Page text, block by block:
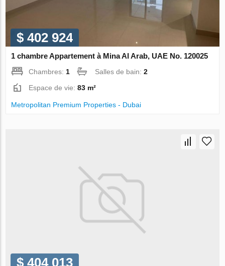
$ 402 924
1 chambre Appartement à Mina Al Arab, UAE No. 120025
Chambres: 1 Salles de bain:2
Espace de vie:83 m²
Metropolitan Premium Properties - Dubai
$ 404 013